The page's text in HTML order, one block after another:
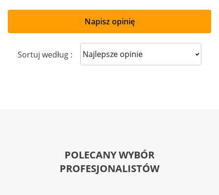
Napisz opinię
Sortuj według : Sort reviews
POLECANY WYBÓR
PROFESJONALISTÓW